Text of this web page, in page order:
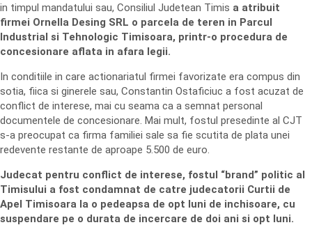
in timpul mandatului sau, Consiliul Judetean Timis a atribuit
firmei Ornella Desing SRL o parcela de teren in Parcul
Industrial si Tehnologic Timisoara, printr-o procedura de
concesionare aflata in afara legii.
In conditiile in care actionariatul firmei favorizate era compus din
sotia, fiica si ginerele sau, Constantin Ostaficiuc a fost acuzat de
conflict de interese, mai cu seama ca a semnat personal
documentele de concesionare. Mai mult, fostul presedinte al CJT
s-a preocupat ca firma familiei sale sa fie scutita de plata unei
redevente restante de aproape 5.500 de euro.
Judecat pentru conflict de interese, fostul “brand” politic al
Timisului a fost condamnat de catre judecatorii Curtii de
Apel Timisoara la o pedeapsa de opt luni de inchisoare, cu
suspendare pe o durata de incercare de doi ani si opt luni.